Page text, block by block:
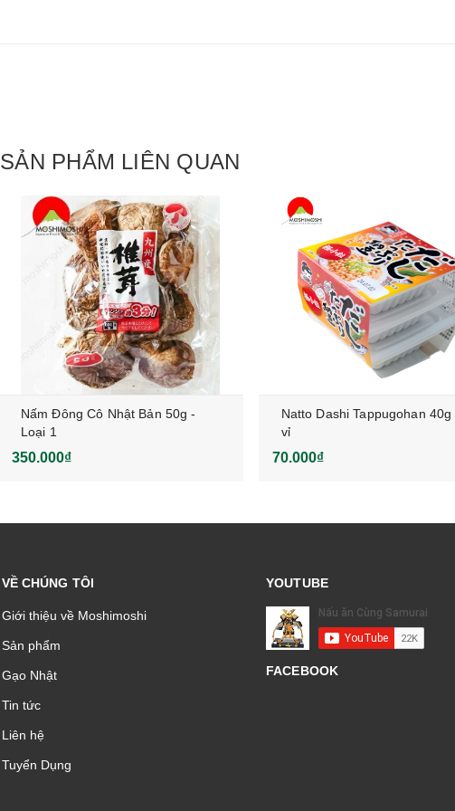
SẢN PHẨM LIÊN QUAN
Nấm Đông Cô Nhật Bản 50g -
Loại 1
350.000₫
Natto Dashi Tappugohan 40g
vỉ
70.000₫
VỀ CHÚNG TÔI
Giới thiệu về Moshimoshi
Sản phẩm
Gạo Nhật
Tin tức
Liên hệ
Tuyển Dụng
YOUTUBE
FACEBOOK